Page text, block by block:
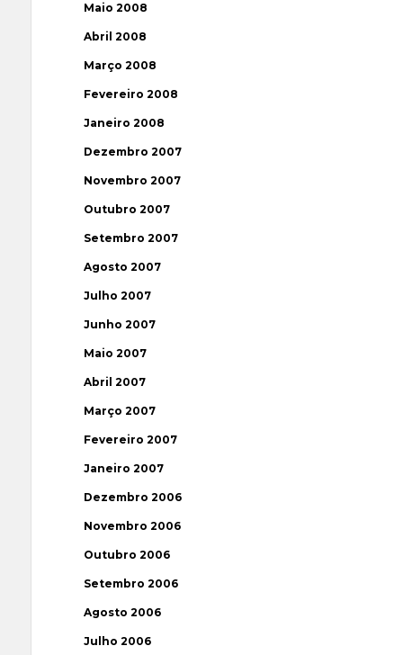
Maio 2008
Abril 2008
Março 2008
Fevereiro 2008
Janeiro 2008
Dezembro 2007
Novembro 2007
Outubro 2007
Setembro 2007
Agosto 2007
Julho 2007
Junho 2007
Maio 2007
Abril 2007
Março 2007
Fevereiro 2007
Janeiro 2007
Dezembro 2006
Novembro 2006
Outubro 2006
Setembro 2006
Agosto 2006
Julho 2006